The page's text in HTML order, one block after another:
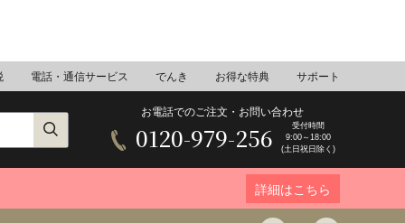
電話・通信サービス でんき お得な特典 サポート
お電話でのご注文・お問い合わせ
0120-979-256
受付時間
9:00～18:00
(土日祝日除く)
詳細はこちら